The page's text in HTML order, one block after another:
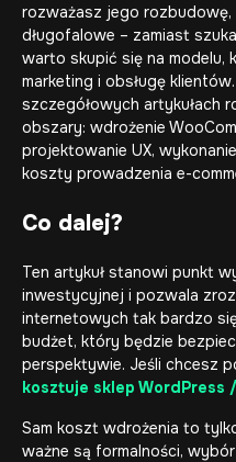
rozważasz jego
długofalowe – zamiast
warto skupić się na modelu,
marketing i obsługę
szczegółowych artykułach
obszary: wdrożenie
projektowanie UX,
koszty prowadzenia e-
Co dalej?
Ten artykuł stanowi punkt
inwestycyjnej i pozwala
internetowych tak bardzo
budżet, który będzie
perspektywie. Jeśli chcesz
kosztuje sklep WordPress
Sam koszt wdrożenia to
ważne są formalności,